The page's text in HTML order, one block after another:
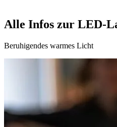
Alle Infos zur LED-
Beruhigendes warmes Licht